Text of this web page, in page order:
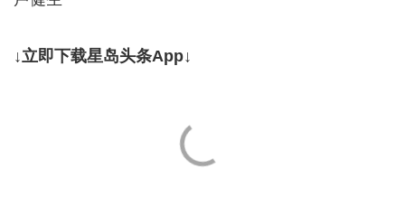
↓立即下载星岛头条App↓